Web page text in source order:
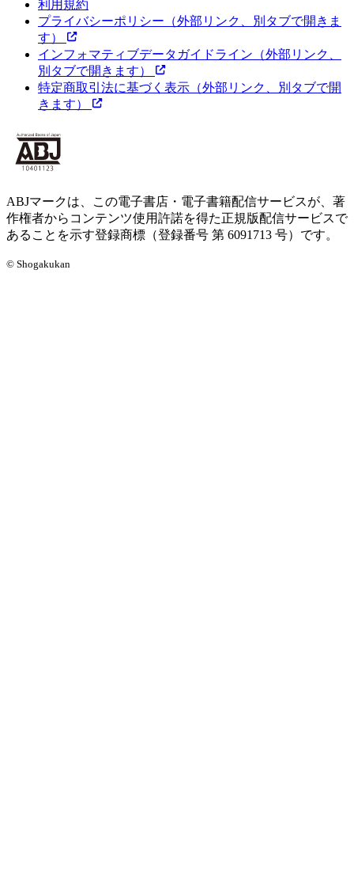
利用規約
プライバシーポリシー （外部リンク、別タブで開きま
す）
インフォマティブデータガイドライン （外部リンク、
別タブで開きます）
特定商取引法に基づく表示 （外部リンク、別タブで開
きます）
ABJマークは、この電子書店・電子書籍配信サービスが、著
作権者からコンテンツ使用許諾を得た正規版配信サービスで
あることを示す登録商標（登録番号 第 6091713 号）です。
© Shogakukan